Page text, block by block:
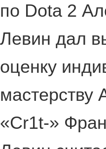
по Dota 2
Левин дал
оценку
мастерству
«Cr1t-»